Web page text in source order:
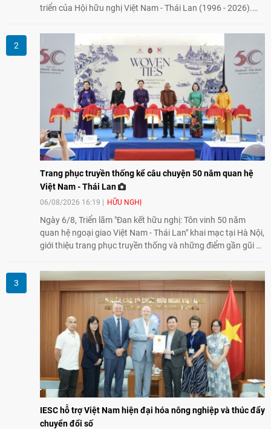
triển của Hội hữu nghị Việt Nam - Thái Lan (1996 - 2026).
tình hữu nghị, đồng thời từng bước mở rộng hoạt động từ
giao lưu truyền thống sang kết nối địa phương, doanh
nghiệp, giáo dục, văn hóa và thế hệ trẻ, góp phần tăng
cường sự hiểu biết và hợp tác giữa nhân dân hai nước.
Trang phục truyền thống kể câu chuyện 50 năm quan hệ
Việt Nam - Thái Lan
06/08/2026 16:19 HỮU NGHỊ
Ngày 6/8, Triển lãm "Đan kết hữu nghị: Tôn vinh 50 năm
quan hệ ngoại giao Việt Nam - Thái Lan" khai mạc tại Hà Nội,
giới thiệu trang phục truyền thống và những điểm gần gũi về
giao lưu nhân dân trong chặng đường nửa thế kỷ quan hệ
song phương.
IESC hỗ trợ Việt Nam hiện đại hóa nông nghiệp và thúc đẩy
chuyển đổi số